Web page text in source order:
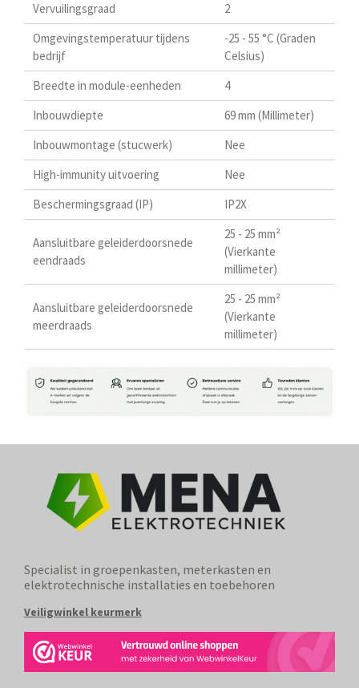
Vervuilingsgraad
2
Omgevingstemperatuur tijdens
bedrijf
-25 - 55 °C (Graden
Celsius)
Breedte in module-eenheden
4
Inbouwdiepte
69 mm (Millimeter)
Inbouwmontage (stucwerk)
Nee
High-immunity uitvoering
Nee
Beschermingsgraad (IP)
IP2X
Aansluitbare geleiderdoorsnede
eendraads
25 - 25 mm²
(Vierkante
millimeter)
Aansluitbare geleiderdoorsnede
meerdraads
25 - 25 mm²
(Vierkante
millimeter)
Specialist in groepenkasten, meterkasten en
elektrotechnische installaties en toebehoren
Veiligwinkel keurmerk